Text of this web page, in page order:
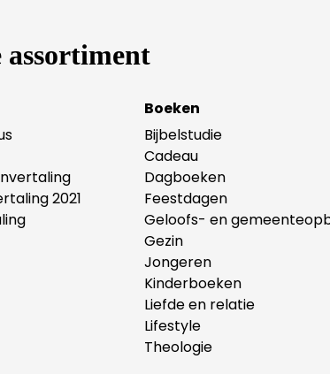
assortiment
2021
Boeken
Bijbelstudie
Cadeau
Dagboeken
Feestdagen
Geloofs- en
Gezin
Jongeren
Kinderboeken
Liefde en relatie
Lifestyle
Theologie